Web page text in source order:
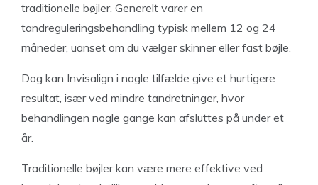
traditionelle bøjler. Generelt varer en
tandreguleringsbehandling typisk mellem 12 og 24
måneder, uanset om du vælger skinner eller fast bøjle.
Dog kan Invisalign i nogle tilfælde give et hurtigere
resultat, især ved mindre tandretninger, hvor
behandlingen nogle gange kan afsluttes på under et
år.
Traditionelle bøjler kan være mere effektive ved